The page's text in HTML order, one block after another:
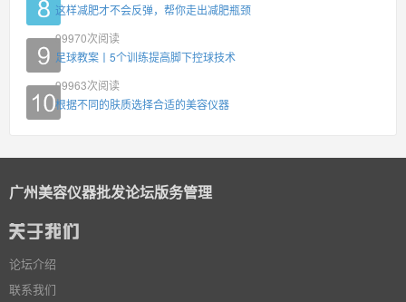
这样减肥才不会反弹，帮你走出减肥瓶颈
99970次阅读
足球教案丨5个训练提高脚下控球技术
99963次阅读
根据不同的肤质选择合适的美容仪器
广州美容仪器批发论坛版务管理
论坛介绍
联系我们